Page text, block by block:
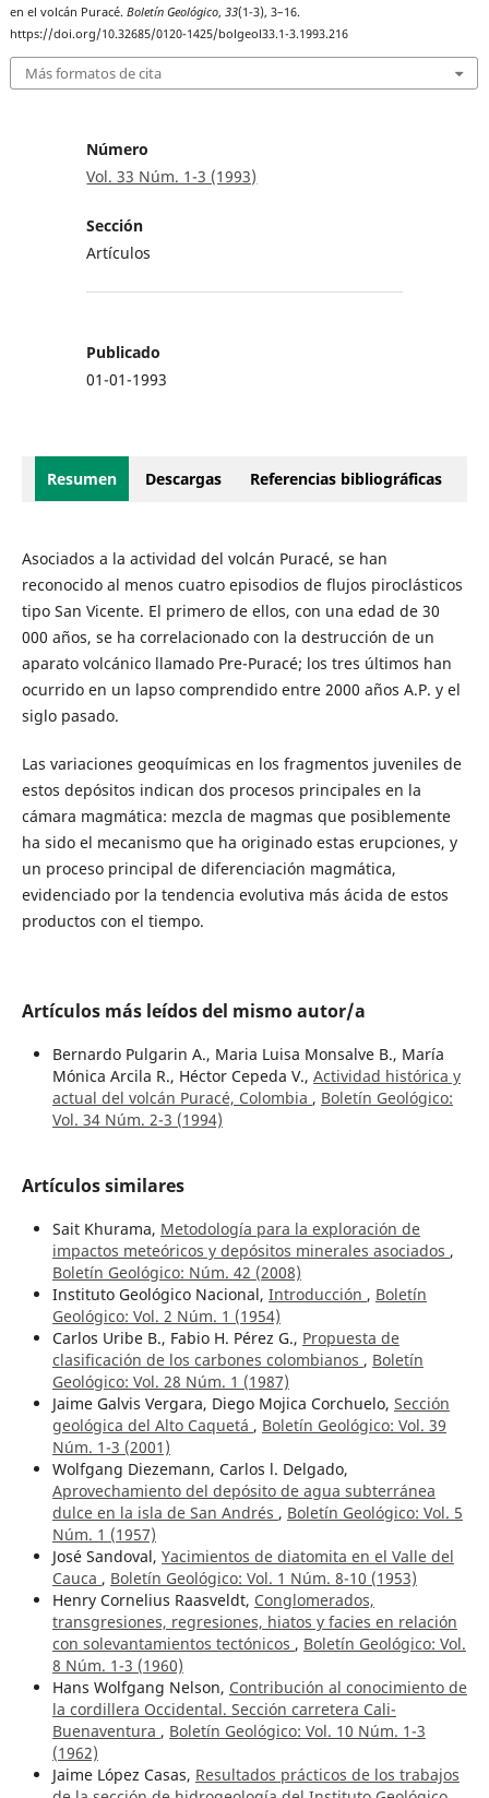
en el volcán Puracé.Boletín Geológico,33(1-3), 3–16.
https://doi.org/10.32685/0120-1425/bolgeol33.1-3.1993.216
Más formatos de cita
Número
Vol. 33 Núm. 1-3 (1993)
Sección
Artículos
Publicado
01-01-1993
Resumen Descargas Referencias bibliográficas
Asociados a la actividad del volcán Puracé, se han
reconocido al menos cuatro episodios de flujos piroclásticos
tipo San Vicente. El primero de ellos, con una edad de 30
000 años, se ha correlacionado con la destrucción de un
aparato volcánico llamado Pre-Puracé; los tres últimos han
ocurrido en un lapso comprendido entre 2000 años A.P. y el
siglo pasado.
Las variaciones geoquímicas en los fragmentos juveniles de
estos depósitos indican dos procesos principales en la
cámara magmática: mezcla de magmas que posiblemente
ha sido el mecanismo que ha originado estas erupciones, y
un proceso principal de diferenciación magmática,
evidenciado por la tendencia evolutiva más ácida de estos
productos con el tiempo.
Artículos más leídos del mismo autor/a
Bernardo Pulgarin A., Maria Luisa Monsalve B., María
Mónica Arcila R., Héctor Cepeda V., Actividad histórica y
actual del volcán Puracé, Colombia , Boletín Geológico:
Vol. 34 Núm. 2-3 (1994)
Artículos similares
Sait Khurama, Metodología para la exploración de
impactos meteóricos y depósitos minerales asociados ,
Boletín Geológico: Núm. 42 (2008)
Instituto Geológico Nacional, Introducción , Boletín
Geológico: Vol. 2 Núm. 1 (1954)
Carlos Uribe B., Fabio H. Pérez G., Propuesta de
clasificación de los carbones colombianos , Boletín
Geológico: Vol. 28 Núm. 1 (1987)
Jaime Galvis Vergara, Diego Mojica Corchuelo, Sección
geológica del Alto Caquetá , Boletín Geológico: Vol. 39
Núm. 1-3 (2001)
Wolfgang Diezemann, Carlos l. Delgado,
Aprovechamiento del depósito de agua subterránea
dulce en la isla de San Andrés , Boletín Geológico: Vol. 5
Núm. 1 (1957)
José Sandoval, Yacimientos de diatomita en el Valle del
Cauca , Boletín Geológico: Vol. 1 Núm. 8-10 (1953)
Henry Cornelius Raasveldt, Conglomerados,
transgresiones, regresiones, hiatos y facies en relación
con solevantamientos tectónicos , Boletín Geológico: Vol.
8 Núm. 1-3 (1960)
Hans Wolfgang Nelson, Contribución al conocimiento de
la cordillera Occidental. Sección carretera Cali-
Buenaventura , Boletín Geológico: Vol. 10 Núm. 1-3
(1962)
Jaime López Casas, Resultados prácticos de los trabajos